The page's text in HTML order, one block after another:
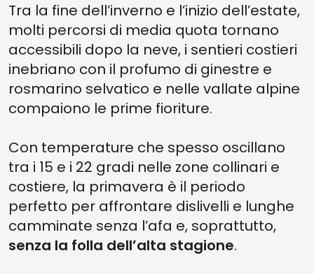
Tra la fine dell’inverno e l’inizio dell’estate,
molti percorsi di media quota tornano
accessibili dopo la neve, i sentieri costieri
inebriano con il profumo di ginestre e
rosmarino selvatico e nelle vallate alpine
compaiono le prime fioriture.
Con temperature che spesso oscillano
tra i 15 e i 22 gradi nelle zone collinari e
costiere, la primavera è il periodo
perfetto per affrontare dislivelli e lunghe
camminate senza l’afa e, soprattutto,
senza la folla dell’alta stagione.